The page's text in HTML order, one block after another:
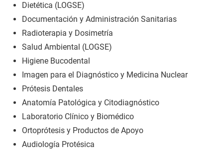
Dietética (LOGSE)
Documentación y Administración Sanitarias
Radioterapia y Dosimetría
Salud Ambiental (LOGSE)
Higiene Bucodental
Imagen para el Diagnóstico y Medicina Nuclear
Prótesis Dentales
Anatomía Patológica y Citodiagnóstico
Laboratorio Clínico y Biomédico
Ortoprótesis y Productos de Apoyo
Audiología Protésica